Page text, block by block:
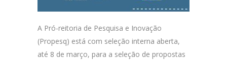
A Pró-reitoria de Pesquisa e Inovação
(Propesq) está com seleção interna aberta,
até 8 de março, para a seleção de propostas